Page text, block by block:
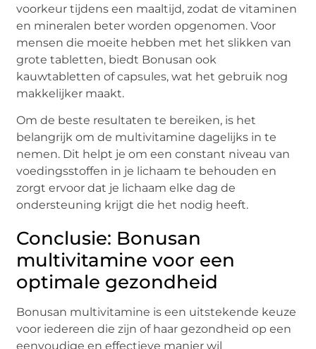
voorkeur tijdens een maaltijd, zodat de vitaminen
en mineralen beter worden opgenomen. Voor
mensen die moeite hebben met het slikken van
grote tabletten, biedt Bonusan ook
kauwtabletten of capsules, wat het gebruik nog
makkelijker maakt.
Om de beste resultaten te bereiken, is het
belangrijk om de multivitamine dagelijks in te
nemen. Dit helpt je om een constant niveau van
voedingsstoffen in je lichaam te behouden en
zorgt ervoor dat je lichaam elke dag de
ondersteuning krijgt die het nodig heeft.
Conclusie: Bonusan
multivitamine voor een
optimale gezondheid
Bonusan multivitamine is een uitstekende keuze
voor iedereen die zijn of haar gezondheid op een
eenvoudige en effectieve manier wil